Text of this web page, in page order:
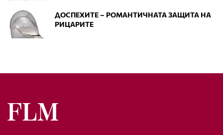
ДОСПЕХИТЕ – РОМАНТИЧНАТА ЗАЩИТА НА
РИЦАРИТЕ